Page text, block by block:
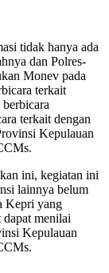
tidak hanya ada
dan Polres-
Monev pada
terkait
terkait dengan
Kepulauan
ini, kegiatan ini
lainnya belum
Kepri yang
menilai
Kepulauan